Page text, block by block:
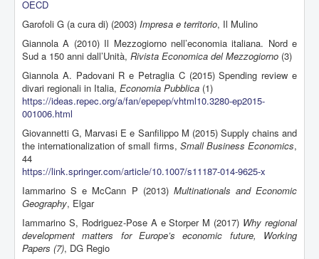
OECD
Garofoli G (a cura di) (2003) Impresa e territorio, Il Mulino
Giannola A (2010) Il Mezzogiorno nell’economia italiana. Nord e
Sud a 150 anni dall’Unità, Rivista Economica del Mezzogiorno (3)
Giannola A. Padovani R e Petraglia C (2015) Spending review e
divari regionali in Italia, Economia Pubblica (1)
https://ideas.repec.org/a/fan/epepep/vhtml10.3280-ep2015-
001006.html
Giovannetti G, Marvasi E e Sanfilippo M (2015) Supply chains and
the internationalization of small firms, Small Business Economics,
44
https://link.springer.com/article/10.1007/s11187-014-9625-x
Iammarino S e McCann P (2013) Multinationals and Economic
Geography, Elgar
Iammarino S, Rodriguez-Pose A e Storper M (2017) Why regional
development matters for Europe’s economic future, Working
Papers (7), DG Regio